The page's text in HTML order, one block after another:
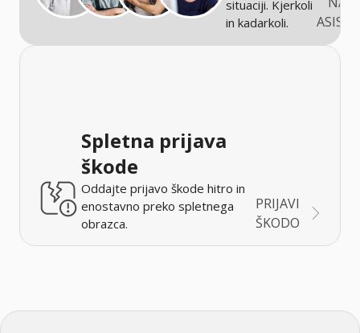
situaciji. Kjerkoli
in kadarkoli.
Spletna prijava
škode
Oddajte prijavo škode hitro in
enostavno preko spletnega
obrazca.
PRIJAVI
ŠKODO